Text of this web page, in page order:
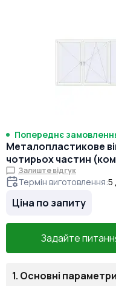
Попереднє
Металопластикове
чотирьох частин
Залиште відгук
Термін виготовлення:5
Ціна по запиту
Задайте
1. Основні параметри